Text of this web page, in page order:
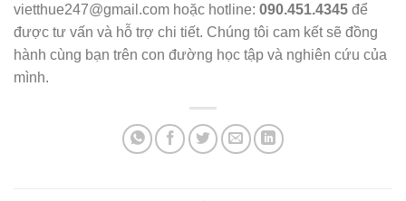
vietthue247@gmail.com hoặc hotline: 090.451.4345 để
được tư vấn và hỗ trợ chi tiết. Chúng tôi cam kết sẽ đồng
hành cùng bạn trên con đường học tập và nghiên cứu của
mình.